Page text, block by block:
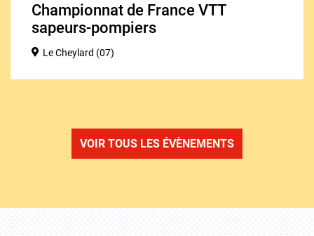
Championnat de France VTT
sapeurs-pompiers
Le Cheylard (07)
VOIR TOUS LES ÉVÈNEMENTS